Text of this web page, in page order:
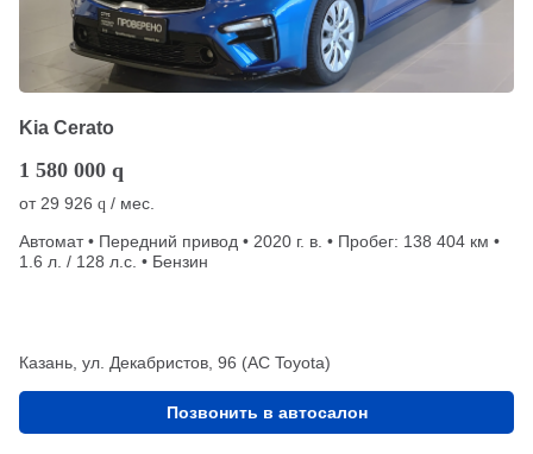
Kia Cerato
1 580 000 q
от 29 926 q / мес.
Автомат • Передний привод • 2020 г. в. • Пробег: 138 404 км •
1.6 л. / 128 л.с. • Бензин
Казань, ул. Декабристов, 96 (АС Toyota)
Позвонить в автосалон